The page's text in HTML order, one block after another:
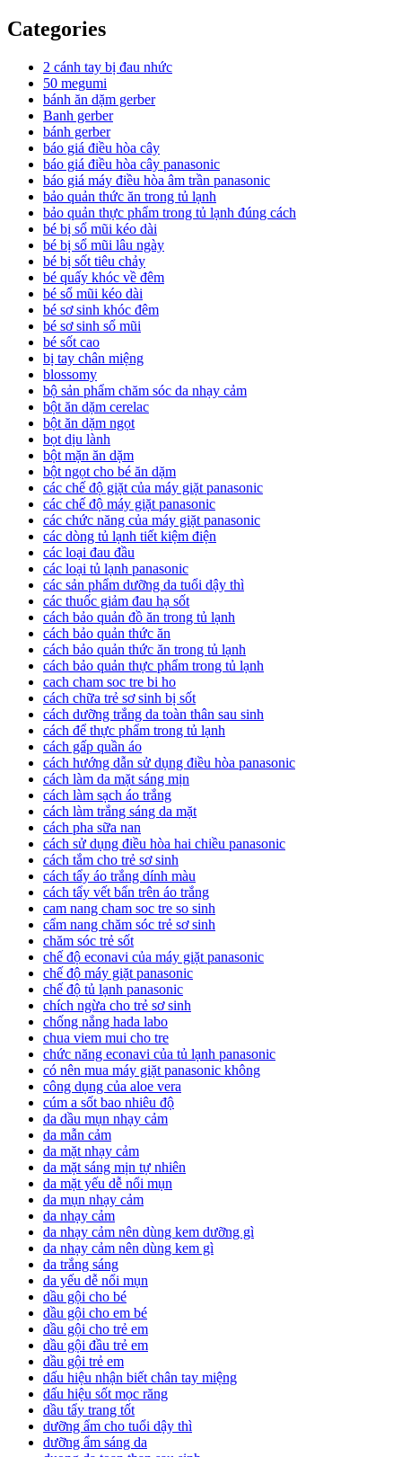
Categories
2 cánh tay bị đau nhức
50 megumi
bánh ăn dặm gerber
Banh gerber
bánh gerber
báo giá điều hòa cây
báo giá điều hòa cây panasonic
báo giá máy điều hòa âm trần panasonic
bảo quản thức ăn trong tủ lạnh
bảo quản thực phẩm trong tủ lạnh đúng cách
bé bị sổ mũi kéo dài
bé bị sổ mũi lâu ngày
bé bị sốt tiêu chảy
bé quấy khóc về đêm
bé sổ mũi kéo dài
bé sơ sinh khóc đêm
bé sơ sinh sổ mũi
bé sốt cao
bị tay chân miệng
blossomy
bộ sản phẩm chăm sóc da nhạy cảm
bột ăn dặm cerelac
bột ăn dặm ngọt
bọt dịu lành
bột mặn ăn dặm
bột ngọt cho bé ăn dặm
các chế độ giặt của máy giặt panasonic
các chế độ máy giặt panasonic
các chức năng của máy giặt panasonic
các dòng tủ lạnh tiết kiệm điện
các loại đau đầu
các loại tủ lạnh panasonic
các sản phẩm dưỡng da tuổi dậy thì
các thuốc giảm đau hạ sốt
cách bảo quản đồ ăn trong tủ lạnh
cách bảo quản thức ăn
cách bảo quản thức ăn trong tủ lạnh
cách bảo quản thực phẩm trong tủ lạnh
cach cham soc tre bi ho
cách chữa trẻ sơ sinh bị sốt
cách dưỡng trắng da toàn thân sau sinh
cách để thực phẩm trong tủ lạnh
cách gấp quần áo
cách hướng dẫn sử dụng điều hòa panasonic
cách làm da mặt sáng mịn
cách làm sạch áo trắng
cách làm trắng sáng da mặt
cách pha sữa nan
cách sử dụng điều hòa hai chiều panasonic
cách tắm cho trẻ sơ sinh
cách tẩy áo trắng dính màu
cách tẩy vết bẩn trên áo trắng
cam nang cham soc tre so sinh
cẩm nang chăm sóc trẻ sơ sinh
chăm sóc trẻ sốt
chế độ econavi của máy giặt panasonic
chế độ máy giặt panasonic
chế độ tủ lạnh panasonic
chích ngừa cho trẻ sơ sinh
chống nắng hada labo
chua viem mui cho tre
chức năng econavi của tủ lạnh panasonic
có nên mua máy giặt panasonic không
công dụng của aloe vera
cúm a sốt bao nhiêu độ
da dầu mụn nhạy cảm
da mẫn cảm
da mặt nhạy cảm
da mặt sáng mịn tự nhiên
da mặt yếu dễ nổi mụn
da mụn nhạy cảm
da nhạy cảm
da nhạy cảm nên dùng kem dưỡng gì
da nhạy cảm nên dùng kem gì
da trắng sáng
da yếu dễ nổi mụn
dầu gội cho bé
dầu gội cho em bé
dầu gội cho trẻ em
dầu gội đầu trẻ em
dầu gội trẻ em
dấu hiệu nhận biết chân tay miệng
dấu hiệu sốt mọc răng
dầu tẩy trang tốt
dưỡng ẩm cho tuổi dậy thì
dưỡng ẩm sáng da